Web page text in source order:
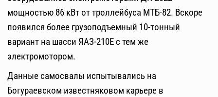
мощностью 86 кВт от троллейбуса МТБ-82. Вскоре
появился более грузоподъемный 10-тонный
вариант на шасси ЯАЗ-210Е с тем же
электромотором.
Данные самосвалы испытывались на
Богураевском известняковом карьере в